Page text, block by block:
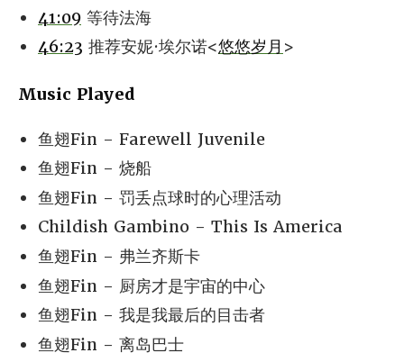
41:09 等待法海
46:23 推荐安妮·埃尔诺<悠悠岁月 >
Music Played
鱼翅Fin - Farewell Juvenile
鱼翅Fin - 烧船
鱼翅Fin - 罚丢点球时的心理活动
Childish Gambino - This Is America
鱼翅Fin - 弗兰齐斯卡
鱼翅Fin - 厨房才是宇宙的中心
鱼翅Fin - 我是我最后的目击者
鱼翅Fin - 离岛巴士